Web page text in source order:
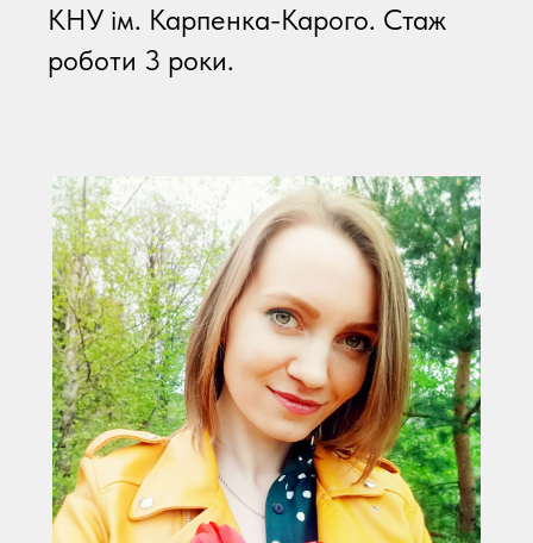
КНУ ім. Карпенка-Карого. Стаж
роботи 3 роки.